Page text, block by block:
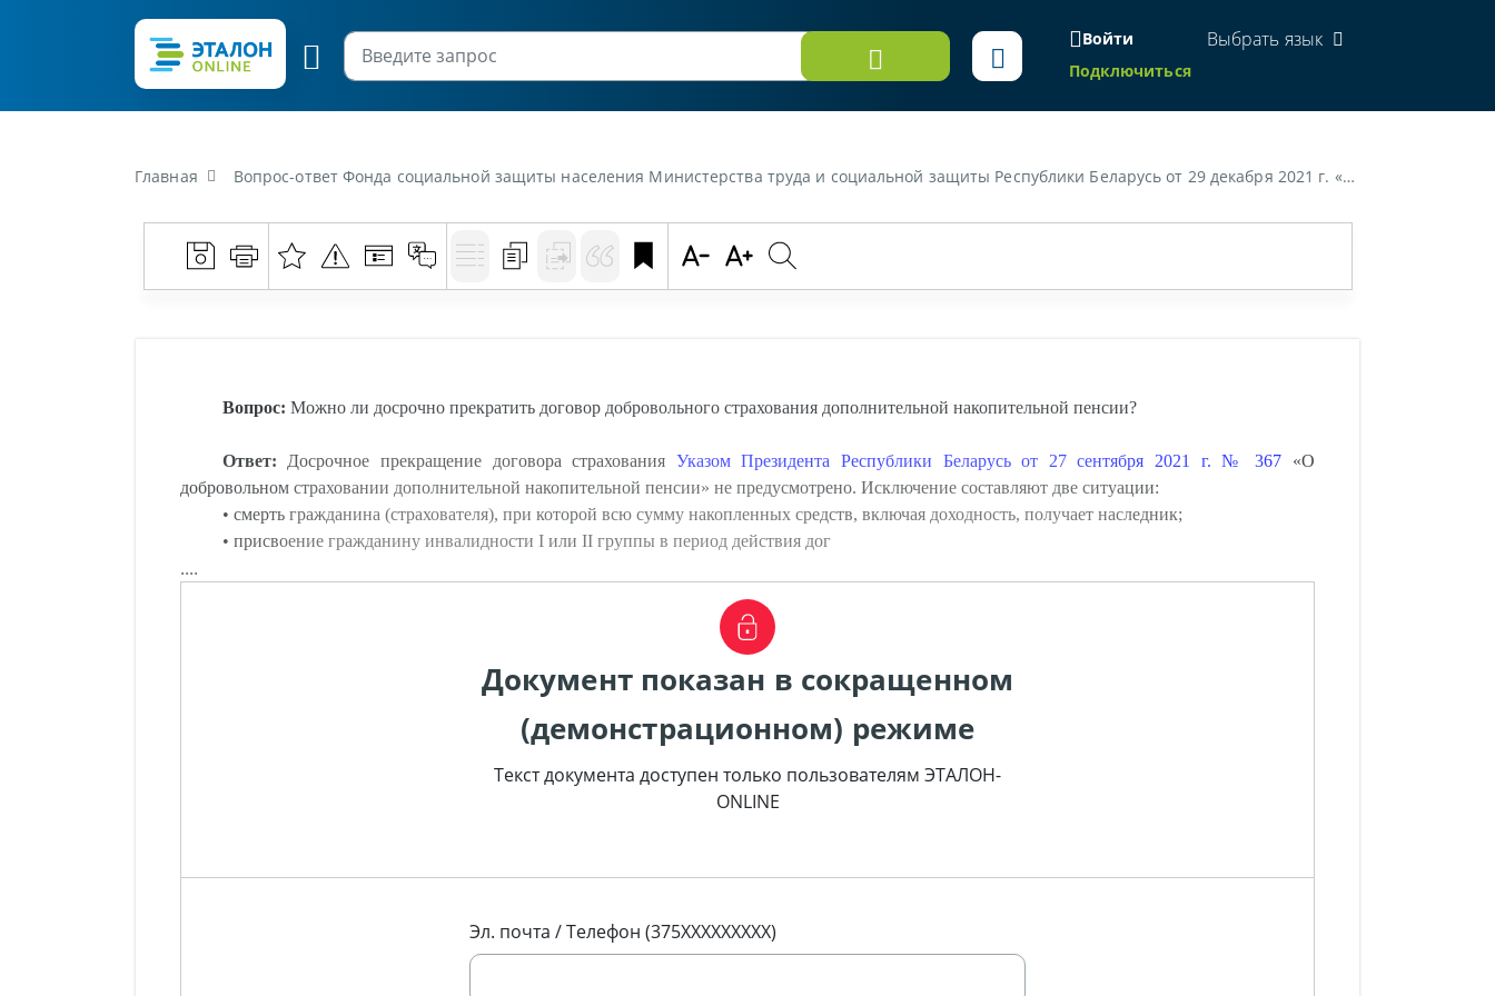
Войти
Подключиться
Выбрать язык
Главная Вопрос-ответ Фонда социальной защиты населения Министерства труда и социальной защиты Республики Беларусь от 29 декабря 2021 г. «Можно ли досрочно прекратить договор добровольного страхования дополнительной накопительной пенсии?»
Вопрос: Можно ли досрочно прекратить договор добровольного страхования дополнительной накопительной пенсии?
Ответ: Досрочное прекращение договора страхования Указом Президента Республики Беларусь от 27 сентября 2021 г. № 367 «О
добровольном страховании дополнительной накопительной пенсии» не предусмотрено. Исключение составляют две ситуации:
• смерть гражданина (страхователя), при которой всю сумму накопленных средств, включая доходность, получает наследник;
• присвоение гражданину инвалидности I или II группы в период действия дог
....
Документ показан в сокращенном
(демонстрационном) режиме
Текст документа доступен только пользователям ЭТАЛОН-
ONLINE
Эл. почта / Телефон (375XXXXXXXXX)